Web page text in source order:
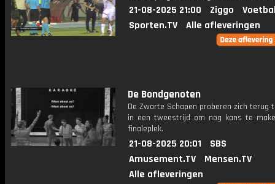
21-08-2025 21:00 Ziggo
Sporten.TV
Alle afleveringen
De Bondgenoten
De Zwarte Schapen proberen zich terug
in een tweestrijd om nog kans te
finaleplek.
21-08-2025 20:01
SBS
Amusement.TV
Mensen.TV
Alle afleveringen